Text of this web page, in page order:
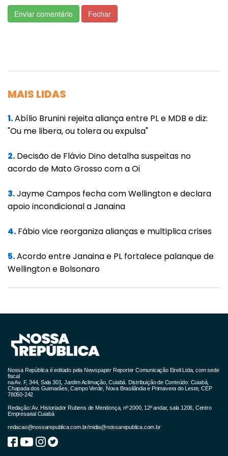
caminhões, alguns dos quais utilizavam
placas adulteradas para mascarar suas
carregamentos sem registros oficiais.
As investigações identificaram que, entre os
veículos utilizados, dois pertenciam a uma
empresa de transporte, cuja proprietária
também está sob investigação. A empresária
transporte das cargas furtadas e realizado
transações financeiras suspeitas com um
dos facilitadores do esquema.
A operação revelou ainda que a organização
criminosa possuía divisão de tarefas bem
para o escoamento dos grãos, indicando
A análise dos registros financeiros também
identificou transferências bancárias
incompatíveis com o perfil econômico dos
investigados, reforçando os indícios de uma
rede ativa e estruturada.
Mandados
Enviar comentário Fechar
MAIS LIDAS
1.Abílio Brunini rejeita aliança entre PL e MDB e diz:
"Ou me libera, ou tolera ou expulsa"
2.Decisão de Flávio Dino detalha suspeitas no
acordo de Mato Grosso com a Oi
3.Jayme Campos fecha com Wellington e declara
apoio incondicional a Janaina
4.Fábio vice reorganiza alianças e multiplica crises
5.Acordo entre Janaina e PL fortalece palanque de
Wellington e Bolsonaro
Nossa República é editado pela Newspaper Reporter Comunicação Eireli Ltda, com sede
fiscal
na Av. F, 344, Sala 301, Jardim Aclimação, Cuiabá. Distribuição de Conteúdo: Cuiabá,
Chapada dos Guimarães, Campo Verde, Nova Brasilândia e Primavera do Leste, CEP
78050-242
Redação: Av. Historiador Rubens de Mendonça, nº 2000, 12º andar, sala 1206, Centro
Empresarial Cuiabá
redacao@nossarepublica.com.br/midia@nossarepublica.com.br